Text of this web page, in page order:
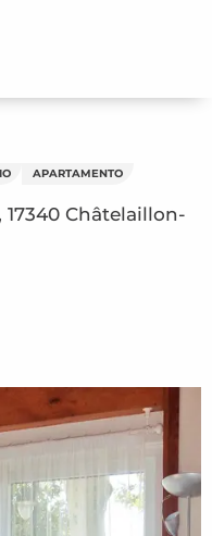
APARTAMENTO
17340 Châtelaillon-